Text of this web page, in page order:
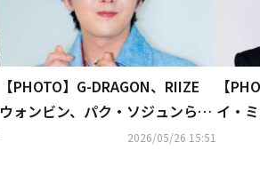
【PHOTO】G-DRAGON、RIIZE
ウォンビン、パク・ソジュンら
「シャネル」のイベントに出席
2026/05/26 15:51
【
イ・
ョン